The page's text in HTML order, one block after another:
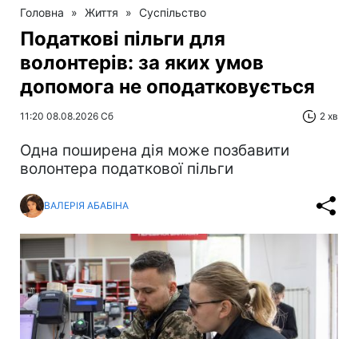
Головна » Життя » Суспільство
Податкові пільги для
волонтерів: за яких умов
допомога не оподатковується
11:20 08.08.2026 Сб 2 хв
Одна поширена дія може позбавити
волонтера податкової пільги
ВАЛЕРІЯ АБАБІНА